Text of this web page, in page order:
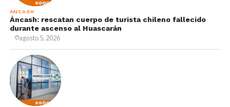
ÁNCASH
Áncash: rescatan cuerpo de turista chileno fallecido
durante ascenso al Huascarán
agosto 5, 2026